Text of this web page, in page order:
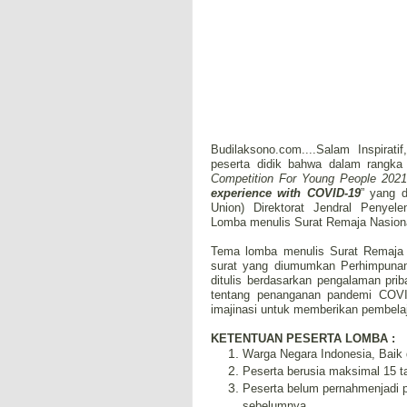
Budilaksono.com....Salam
peserta didik bahwa dalam
Competition For Young People 2021
experience with COVID-19” yang
Union) Direktorat Jendral
Lomba menulis Surat Remaja
Tema lomba menulis Surat
surat yang diumumkan
ditulis berdasarkan pengalaman
tentang penanganan pandemi
imajinasi untuk memberikan
KETENTUAN PESERTA LOMBA :
Warga Negara Indonesia,
Peserta berusia maksimal 15
Peserta belum